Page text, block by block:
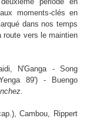
moments-clés en
dans nos temps
route vers le maintien
N'Ganga - Song
89') - Buengo
Cambou, Rippert